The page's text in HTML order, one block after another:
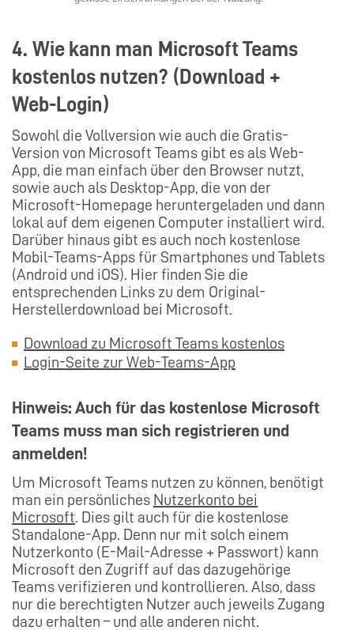
4. Wie kann man Microsoft Teams
kostenlos nutzen? (Download +
Web-Login)
Sowohl die Vollversion wie auch die Gratis-
Version von Microsoft Teams gibt es als Web-
App, die man einfach über den Browser nutzt,
sowie auch als Desktop-App, die von der
Microsoft-Homepage heruntergeladen und dann
lokal auf dem eigenen Computer installiert wird.
Darüber hinaus gibt es auch noch kostenlose
Mobil-Teams-Apps für Smartphones und Tablets
(Android und iOS). Hier finden Sie die
entsprechenden Links zu dem Original-
Herstellerdownload bei Microsoft.
Download zu Microsoft Teams kostenlos
Login-Seite zur Web-Teams-App
Hinweis: Auch für das kostenlose Microsoft
Teams muss man sich registrieren und
anmelden!
Um Microsoft Teams nutzen zu können, benötigt
man ein persönliches Nutzerkonto bei
Microsoft . Dies gilt auch für die kostenlose
Standalone-App. Denn nur mit solch einem
Nutzerkonto (E-Mail-Adresse + Passwort) kann
Microsoft den Zugriff auf das dazugehörige
Teams verifizieren und kontrollieren. Also, dass
nur die berechtigten Nutzer auch jeweils Zugang
dazu erhalten – und alle anderen nicht.